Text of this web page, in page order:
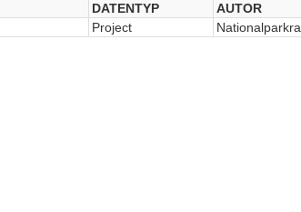
DATENTYP AUTOR
Project